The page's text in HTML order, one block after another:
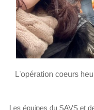
L'opération coeurs
Les équipes du SAVS et